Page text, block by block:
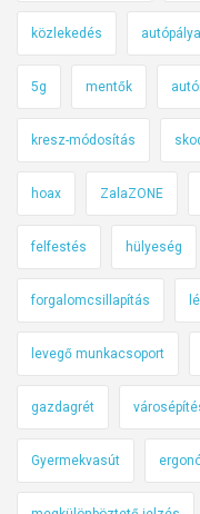
közlekedés autópálya
5g mentők
kresz-módosítás
hoax ZalaZONE
felfestés hülyeség
forgalomcsillapítás
levegő munkacsoport
gazdagrét
Gyermekvasút